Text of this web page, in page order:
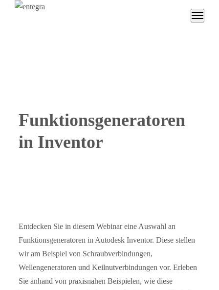
Funktionsgeneratoren
in Inventor
Entdecken Sie in diesem Webinar eine Auswahl an
Funktionsgeneratoren in Autodesk Inventor. Diese stellen
wir am Beispiel von Schraubverbindungen,
Wellengeneratoren und Keilnutverbindungen vor. Erleben
Sie anhand von praxisnahen Beispielen, wie diese